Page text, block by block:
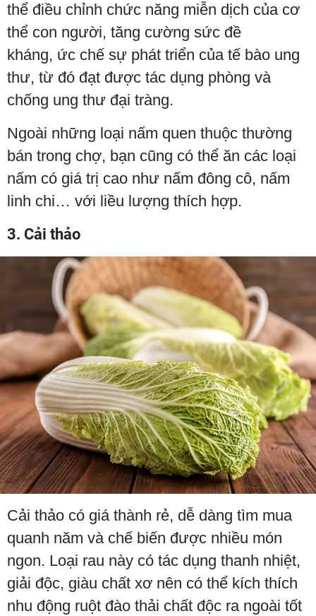
thể điều chỉnh chức năng miễn dịch của cơ
thể con người, tăng cường sức đề
kháng, ức chế sự phát triển của tế bào ung
thư, từ đó đạt được tác dụng phòng và
chống ung thư đại tràng.
Ngoài những loại nấm quen thuộc thường
bán trong chợ, bạn cũng có thể ăn các loại
nấm có giá trị cao như nấm đông cô, nấm
linh chi… với liều lượng thích hợp.
3. Cải thảo
Cải thảo có giá thành rẻ, dễ dàng tìm mua
quanh năm và chế biến được nhiều món
ngon. Loại rau này có tác dụng thanh nhiệt,
giải độc, giàu chất xơ nên có thể kích thích
nhu động ruột đào thải chất độc ra ngoài tốt